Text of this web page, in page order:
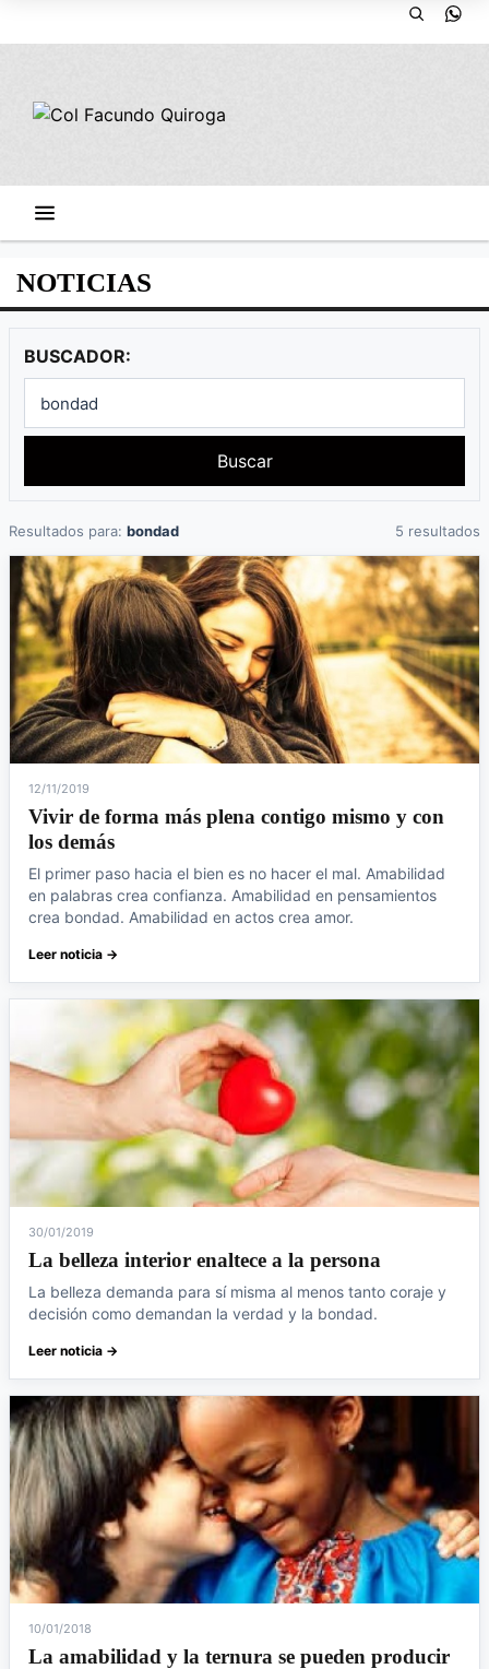
NOTICIAS
BUSCADOR:
Buscar
Resultados para: bondad 5 resultados
12/11/2019
Vivir de forma más plena contigo mismo y con
los demás
El primer paso hacia el bien es no hacer el mal. Amabilidad
en palabras crea confianza. Amabilidad en pensamientos
crea bondad. Amabilidad en actos crea amor.
Leer noticia →
30/01/2019
La belleza interior enaltece a la persona
La belleza demanda para sí misma al menos tanto coraje y
decisión como demandan la verdad y la bondad.
Leer noticia →
10/01/2018
La amabilidad y la ternura se pueden producir